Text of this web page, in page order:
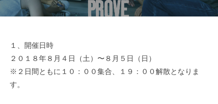
2018
年
夏
１、開催日時
２０１８年８月４日（土）〜８月５日（日）
※２日間ともに１０：００集合、１９：００解散となりま
す。